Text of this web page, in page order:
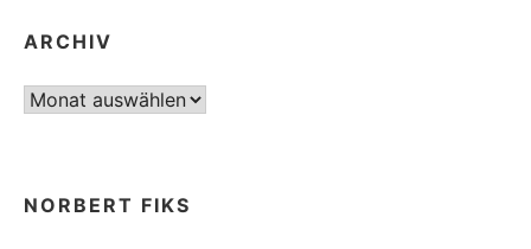
ARCHIV
Archiv
NORBERT FIKS